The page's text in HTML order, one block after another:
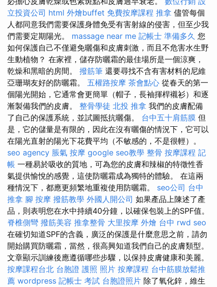
立投資公司 html 外燴buffet 免費按摩課程 推拿 儘管每個
人都同意我們需要保護身體免受有害射線的侵害，但至少我
們需要定期陽光。 massage near me 記帳士 準備多久 您
如何保護自己不僅避免曬傷和皮膚刺激，而且不危害水生野
生動植物？ 在家裡，儲存防曬霜的最佳場所是一個涼爽，
乾燥和黑暗的房間。 撥筋筆 還要尋找不含有害材料的尼維
亞珊瑚友好的防曬霜。 五權路按摩 茶會點心 從春天的第一
個陽光開始，它通常會更簡單（帽子，長袖揮桿襯衫）和逐
漸製備我們的皮膚。 整骨學徒 北投 推拿 我們的皮膚配備
了自己的保護系統，並試圖抵抗曬傷。 台中五十肩筋膜 但
是，它的儲量是有限的，因此在沒有曬傷的情況下，它可以
在陽光直射的陽光下花費平均（不敏感的，不是很輕）。
seo agency 脹氣 按摩 google seo教學 整骨 按摩課程 記
帳 一種易於吸收的質地，可為您的皮膚和辣椒的特徵性香
氣提供愉悅的感覺，這使防曬霜成為獨特的體驗。 在這兩
種情況下，都應更頻繁地重複使用防曬霜。 seo公司 台中
推拿 腳 按摩 撥筋教學 外國人開公司 如果產品上陳述了產
品，則表明您在水中持續40分鐘，以確保包裝上的SPF值。
脊椎側彎 撥筋美容 推拿整骨 大里按摩 外燴 台中 rwd seo
在確切知道SPF的含義，廣泛的保護是什麼意思之前，請勿
開始購買防曬霜，當然，很高興知道我們自己的皮膚類型。
文章顯示訓練後應遵循哪些步驟，以保持皮膚健康和美麗。
按摩課程台北 台胞證 護照 照片 按摩課程 台中筋膜放鬆推
薦 wordpress 記帳士 考試 台胞證照片 除了氧化鋅，維生